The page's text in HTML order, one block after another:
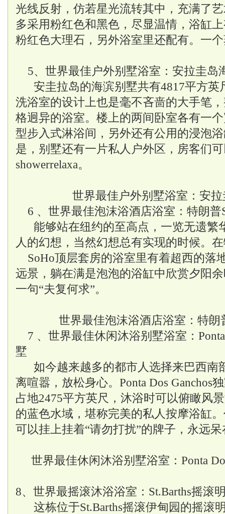
光线反射，仿若星光流转其中，充满了
多采用粉红色和黑色，尽显温情，浴缸
粉红色大理石，另外浴室里还配有。一
5、世界最佳户外别墅浴室：安拉圭岛
安圭拉岛的海滨别墅共有4817平方
洗浴室的设计上也是毫不吝啬的大手笔
格迥异的浴室。楼上的两间卧室各有一
型步入式淋浴间，另外还有公用的浸泡
是，别墅还有一片私人户外区，房客们
showerrelaxa。
世界最佳户外别墅浴室：安
6 、世界最佳泡沫浴酒店浴室：特朗普
能够站在纽约的至高点，一览无遗繁
人的幻想，当然幻想总有实现的时候。
SoHo顶层套房的浴室里有着超西的落
远景，躺在满是泡泡的浴缸中欣赏夕阳
一句“夫复何求”。
世界最佳泡沫浴酒店浴室：特朗
7 、世界最佳休闲沐浴别墅浴室：
墅
如今越来越多的都市人选择来巴西南
离喧嚣，放松身心。Ponta Dos Ganchos
占地2475平方英尺，沐浴时可以俯瞰风
的蓝色水域，堪称完美的私人按摩浴缸
可以挂上挂着“请勿打扰”的牌子，永远
世界最佳休闲沐浴别墅浴室：Ponta
8、世界最摇滚沐浴浴室：St.Barths摇滚
这栋位于St.Barths摇滚伊甸园的摇滚